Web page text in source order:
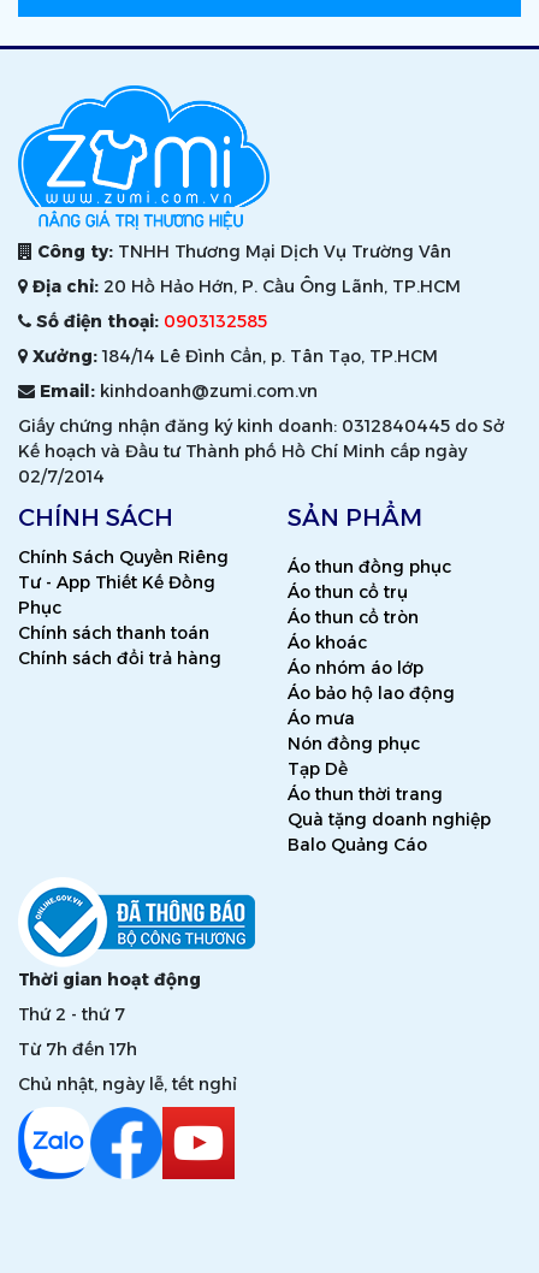
Công ty: TNHH Thương Mại Dịch Vụ Trường Vân
Địa chỉ: 20 Hồ Hảo Hớn, P. Cầu Ông Lãnh, TP.HCM
Số điện thoại: 0903132585
Xưởng:184/14 Lê Đình Cẩn, p. Tân Tạo, TP.HCM
Email: kinhdoanh@zumi.com.vn
Giấy chứng nhận đăng ký kinh doanh: 0312840445 do Sở
Kế hoạch và Đầu tư Thành phố Hồ Chí Minh cấp ngày
02/7/2014
CHÍNH SÁCH
Chính Sách Quyền Riêng
Tư - App Thiết Kế Đồng
Phục
Chính sách thanh toán
Chính sách đổi trả hàng
SẢN PHẨM
Áo thun đồng phục
Áo thun cổ trụ
Áo thun cổ tròn
Áo khoác
Áo nhóm áo lớp
Áo bảo hộ lao động
Áo mưa
Nón đồng phục
Tạp Dề
Áo thun thời trang
Quà tặng doanh nghiệp
Balo Quảng Cáo
Thời gian hoạt động
Thứ 2 - thứ 7
Từ 7h đến 17h
Chủ nhật, ngày lễ, tết nghỉ